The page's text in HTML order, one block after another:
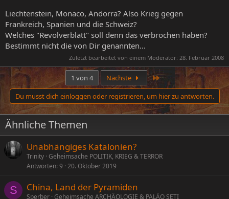
Liechtenstein, Monaco, Andorra? Also Krieg gegen
Frankreich, Spanien und die Schweiz?
Welches "Revolverblatt" soll denn das verbrochen haben?
Bestimmt nicht die von Dir genannten...
Zuletzt bearbeitet von einem Moderator: 28. Februar 2008
1 von 4 Nächste Letzte
Du musst dich einloggen oder registrieren, um hier zu antworten.
Ähnliche Themen
Unabhängiges Katalonien?
Trinity Geheimsache POLITIK, KRIEG & TERROR
Antworten 9 20. Oktober 2019
S China, Land der Pyramiden
Sperber Geheimsache ARCHÄOLOGIE & PALÄO SETI